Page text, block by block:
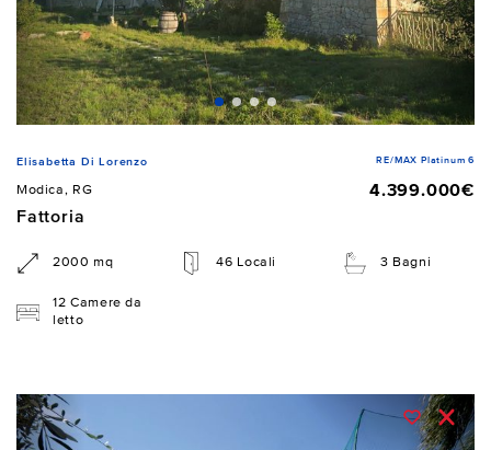
Elisabetta Di Lorenzo RE/MAX Platinum 6
Modica, RG
4.399.000€
Fattoria
2000 mq 46 Locali 3 Bagni
12 Camere da
letto